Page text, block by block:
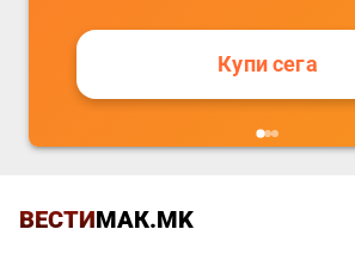
Купи сега
ВЕСТИМАК.MK